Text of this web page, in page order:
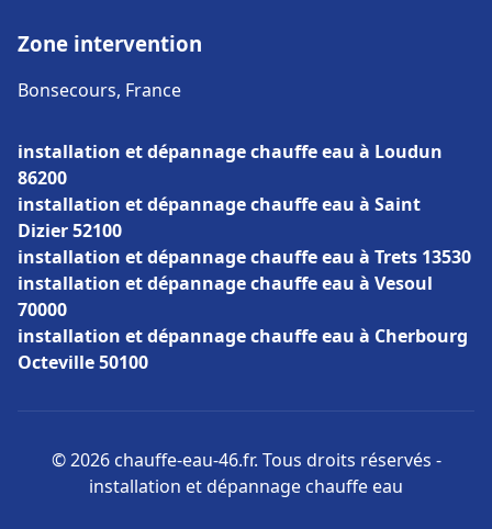
Zone intervention
Bonsecours, France
installation et dépannage chauffe eau à Loudun
86200
installation et dépannage chauffe eau à Saint
Dizier 52100
installation et dépannage chauffe eau à Trets 13530
installation et dépannage chauffe eau à Vesoul
70000
installation et dépannage chauffe eau à Cherbourg
Octeville 50100
© 2026 chauffe-eau-46.fr. Tous droits réservés -
installation et dépannage chauffe eau